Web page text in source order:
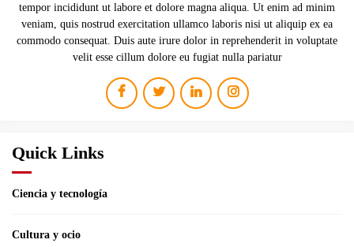
tempor incididunt ut labore et dolore magna aliqua. Ut enim ad minim
veniam, quis nostrud exercitation ullamco laboris nisi ut aliquip ex ea
commodo consequat. Duis aute irure dolor in reprehenderit in voluptate
velit esse cillum dolore eu fugiat nulla pariatur
Quick Links
Ciencia y tecnología
Cultura y ocio